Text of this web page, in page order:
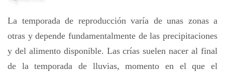
La temporada de reproducción varía de unas zonas a
otras y depende fundamentalmente de las precipitaciones
y del alimento disponible. Las crías suelen nacer al final
de la temporada de lluvias, momento en el que el